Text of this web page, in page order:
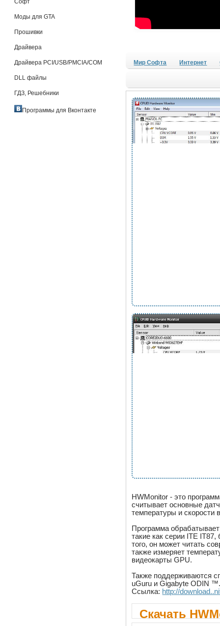
Софт
Моды для GTA
Прошивки
Драйвера
Драйвера PCI/USB/PMCIA/COM
DLL файлы
ГДЗ, Решебники
Программы для Вконтакте
Мир Софта Интернет
HWMonitor - это
считывает основные
температуры и скорости
Программа
такие как серии ITE
того, он может читать
также измеряет
видеокарты GPU.
Также поддерживаются
uGuru и Gigabyte ODIN
Ссылка: http://
Скачать